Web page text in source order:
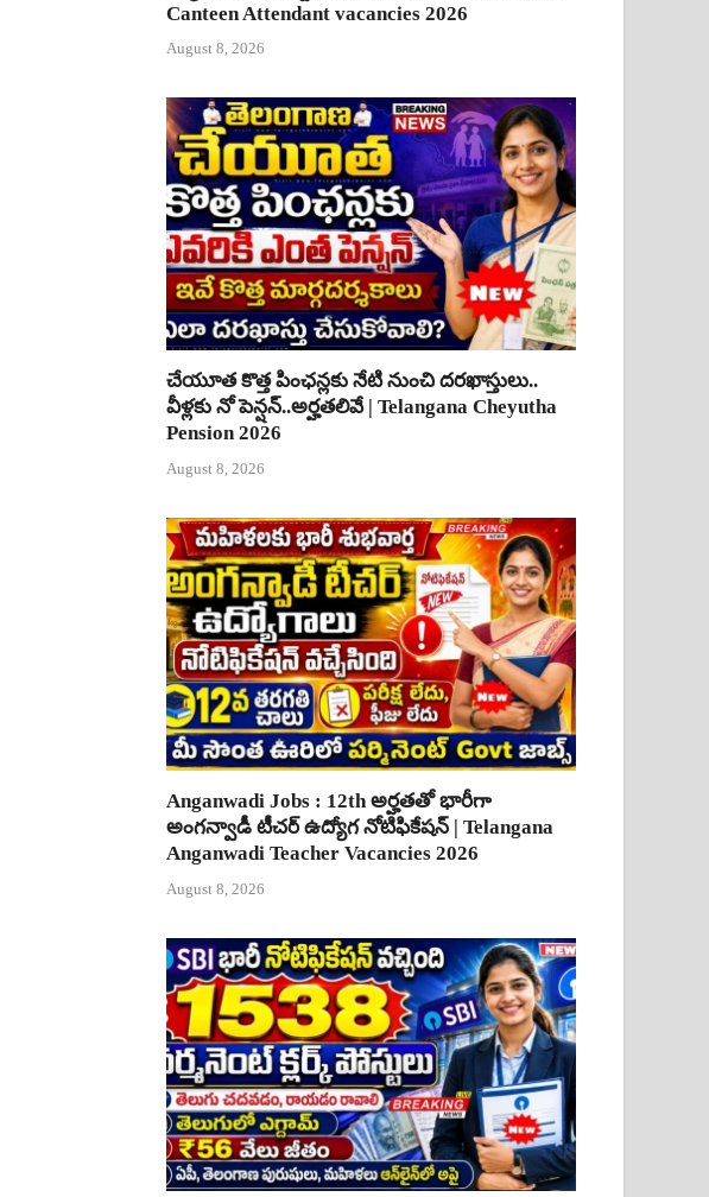
Canteen Attendant vacancies 2026
August 8, 2026
చేయూత కొత్త పింఛన్లకు నేటి నుంచి దరఖాస్తులు..
వీళ్లకు నో పెన్షన్..అర్హతలివే | Telangana Cheyutha
Pension 2026
August 8, 2026
Anganwadi Jobs : 12th అర్హతతో భారీగా
అంగన్వాడీ టీచర్ ఉద్యోగ నోటిఫికేషన్ | Telangana
Anganwadi Teacher Vacancies 2026
August 8, 2026